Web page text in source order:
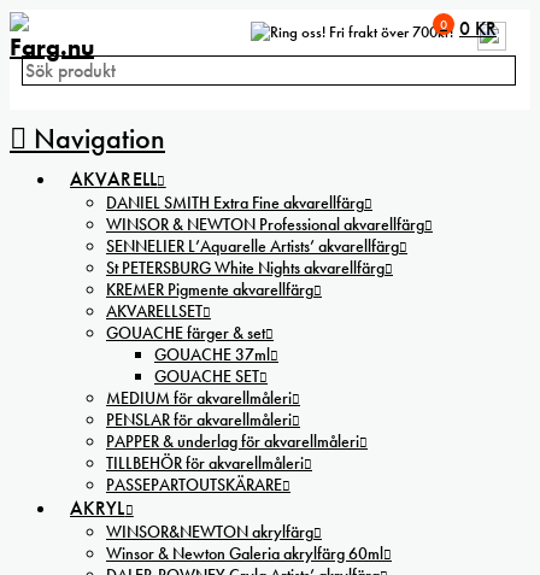
Fri frakt över 700kr!
Navigation
0 0 KR
AKVARELL
DANIEL SMITH Extra Fine akvarellfärg
WINSOR & NEWTON Professional akvarellfärg
SENNELIER L’Aquarelle Artists’ akvarellfärg
St PETERSBURG White Nights akvarellfärg
KREMER Pigmente akvarellfärg
AKVARELLSET
GOUACHE färger & set
GOUACHE 37ml
GOUACHE SET
MEDIUM för akvarellmåleri
PENSLAR för akvarellmåleri
PAPPER & underlag för akvarellmåleri
TILLBEHÖR för akvarellmåleri
PASSEPARTOUTSKÄRARE
AKRYL
WINSOR&NEWTON akrylfärg
Winsor & Newton Galeria akrylfärg 60ml